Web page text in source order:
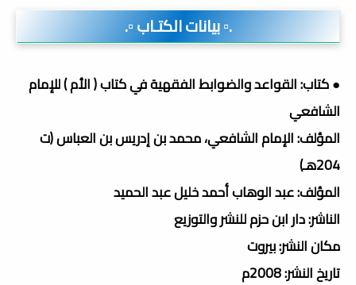
.▫️ بيانات الكتـاب ▫️.
● كتاب: القواعد والضوابط الفقهية في كتاب ( الأم ) للإمام
الشافعي
المؤلف: الإمام الشافعي، محمد بن إدريس بن العباس (ت
204هـ)
المؤلف: عبد الوهاب أحمد خليل عبد الحميد
الناشر: دار ابن حزم للنشر والتوزيع
مكان النشر: بيروت
تاريخ النشر: 2008م